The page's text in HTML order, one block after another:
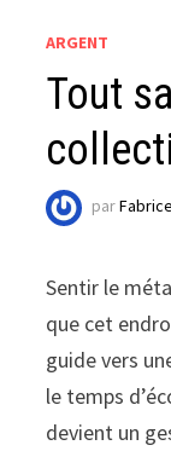
ARGENT
Tout
parFabrice
Sentir le
que cet
guide vers
le temps
devient un